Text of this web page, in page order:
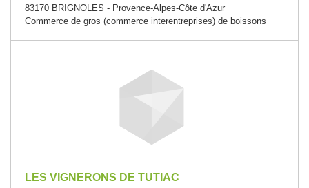
83170 BRIGNOLES - Provence-Alpes-Côte d'Azur
Commerce de gros (commerce interentreprises) de boissons
LES VIGNERONS DE TUTIAC